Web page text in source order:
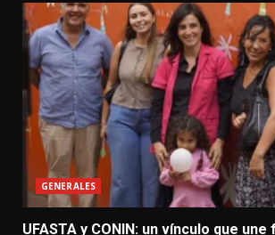
GENERALES
UFASTA y CONIN: un vínculo que